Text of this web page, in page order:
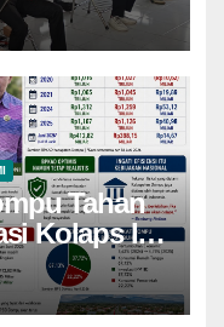
Tahan
Kolaps Itu